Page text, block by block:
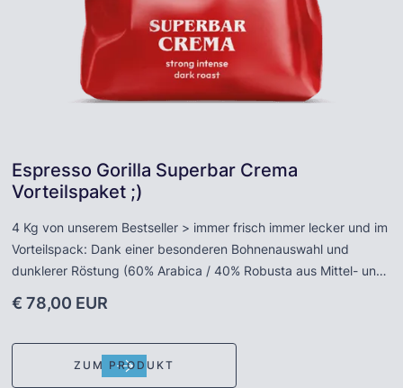
Espresso Gorilla Superbar Crema
Vorteilspaket ;)
4 Kg von unserem Bestseller > immer frisch immer lecker und im
Vorteilspack: Dank einer besonderen Bohnenauswahl und
dunklerer Röstung (60% Arabica / 40% Robusta aus Mittel- und
Südamerika) bietet dieser Spitzen-Espresso eine feste,
rehbraune Crema sowie Holz- und Nussaromen - der Gorilla
Company empfehlen den „roten“ Gorilla für Espresso oder Caffè
lungo. Gorilla ist die Hausmarke der Traditionsrösterei A.
€ 78,00 EUR
ZUM PRODUKT